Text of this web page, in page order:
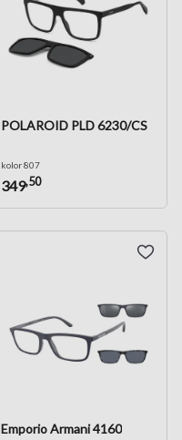
POLAROID PLD 6230/CS
kolor 807
349,50
Emporio Armani 4160